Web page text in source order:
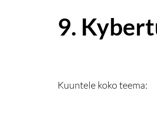
9.
Kuuntele koko teema: